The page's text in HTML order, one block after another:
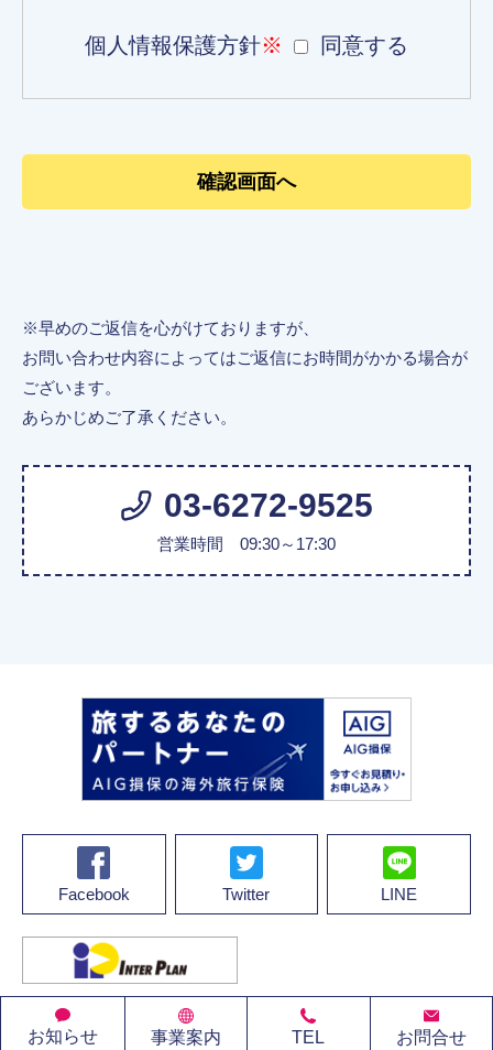
個人情報保護方針※ 同意する
※早めのご返信を心がけておりますが、
お問い合わせ内容によってはご返信にお時間がかかる場合が
ございます。
あらかじめご了承ください。
03-6272-9525
営業時間 09:30～17:30
Facebook Twitter LINE
© 2022 株式会社インタープラン・コーポレーション
お知らせ 事業案内 TEL お問合せ